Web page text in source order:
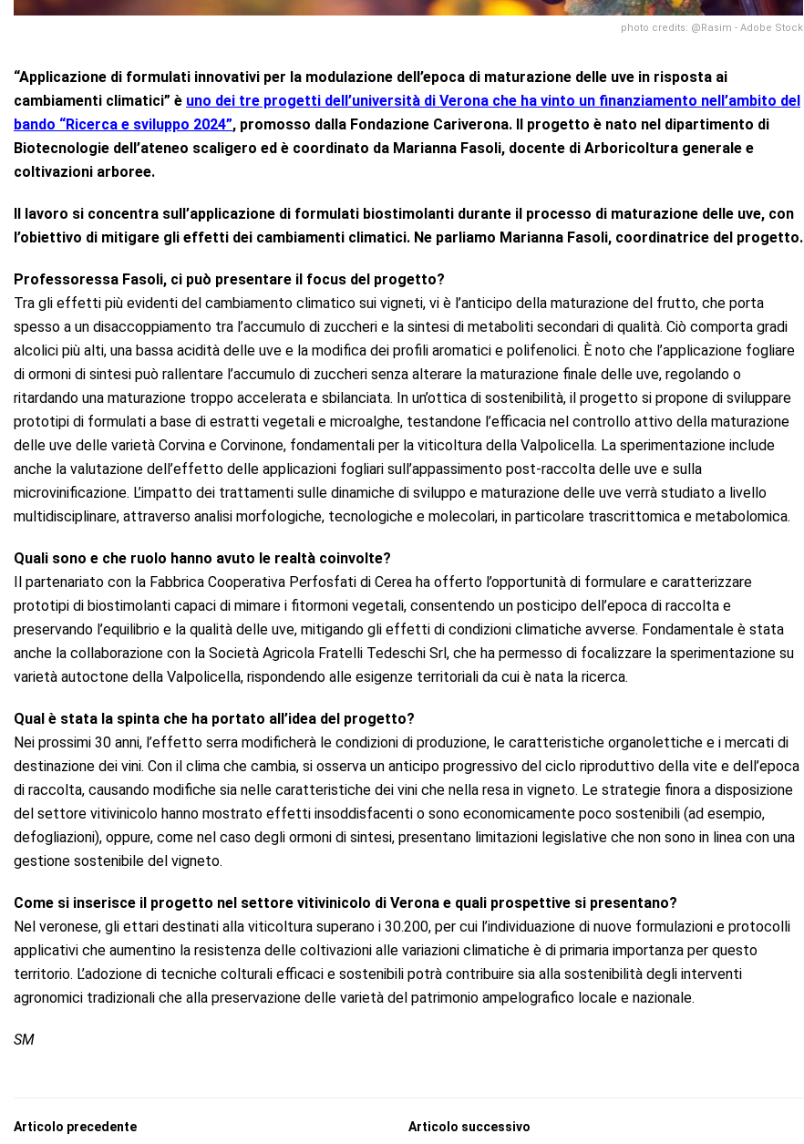
photo credits: @Rasim - Adobe Stock
“Applicazione di formulati innovativi per la modulazione dell’epoca di maturazione delle uve in risposta ai
cambiamenti climatici” è uno dei tre progetti dell’università di Verona che ha vinto un finanziamento nell’ambito del
bando “Ricerca e sviluppo 2024”, promosso dalla Fondazione Cariverona. Il progetto è nato nel dipartimento di
Biotecnologie dell’ateneo scaligero ed è coordinato da Marianna Fasoli, docente di Arboricoltura generale e
coltivazioni arboree.
Il lavoro si concentra sull’applicazione di formulati biostimolanti durante il processo di maturazione delle uve, con
l’obiettivo di mitigare gli effetti dei cambiamenti climatici. Ne parliamo Marianna Fasoli, coordinatrice del progetto.
Professoressa Fasoli, ci può presentare il focus del progetto?
Tra gli effetti più evidenti del cambiamento climatico sui vigneti, vi è l’anticipo della maturazione del frutto, che porta
spesso a un disaccoppiamento tra l’accumulo di zuccheri e la sintesi di metaboliti secondari di qualità. Ciò comporta gradi
alcolici più alti, una bassa acidità delle uve e la modifica dei profili aromatici e polifenolici. È noto che l’applicazione fogliare
di ormoni di sintesi può rallentare l’accumulo di zuccheri senza alterare la maturazione finale delle uve, regolando o
ritardando una maturazione troppo accelerata e sbilanciata. In un’ottica di sostenibilità, il progetto si propone di sviluppare
prototipi di formulati a base di estratti vegetali e microalghe, testandone l’efficacia nel controllo attivo della maturazione
delle uve delle varietà Corvina e Corvinone, fondamentali per la viticoltura della Valpolicella. La sperimentazione include
anche la valutazione dell’effetto delle applicazioni fogliari sull’appassimento post-raccolta delle uve e sulla
microvinificazione. L’impatto dei trattamenti sulle dinamiche di sviluppo e maturazione delle uve verrà studiato a livello
multidisciplinare, attraverso analisi morfologiche, tecnologiche e molecolari, in particolare trascrittomica e metabolomica.
Quali sono e che ruolo hanno avuto le realtà coinvolte?
Il partenariato con la Fabbrica Cooperativa Perfosfati di Cerea ha offerto l’opportunità di formulare e caratterizzare
prototipi di biostimolanti capaci di mimare i fitormoni vegetali, consentendo un posticipo dell’epoca di raccolta e
preservando l’equilibrio e la qualità delle uve, mitigando gli effetti di condizioni climatiche avverse. Fondamentale è stata
anche la collaborazione con la Società Agricola Fratelli Tedeschi Srl, che ha permesso di focalizzare la sperimentazione su
varietà autoctone della Valpolicella, rispondendo alle esigenze territoriali da cui è nata la ricerca.
Qual è stata la spinta che ha portato all’idea del progetto?
Nei prossimi 30 anni, l’effetto serra modificherà le condizioni di produzione, le caratteristiche organolettiche e i mercati di
destinazione dei vini. Con il clima che cambia, si osserva un anticipo progressivo del ciclo riproduttivo della vite e dell’epoca
di raccolta, causando modifiche sia nelle caratteristiche dei vini che nella resa in vigneto. Le strategie finora a disposizione
del settore vitivinicolo hanno mostrato effetti insoddisfacenti o sono economicamente poco sostenibili (ad esempio,
defogliazioni), oppure, come nel caso degli ormoni di sintesi, presentano limitazioni legislative che non sono in linea con una
gestione sostenibile del vigneto.
Come si inserisce il progetto nel settore vitivinicolo di Verona e quali prospettive si presentano?
Nel veronese, gli ettari destinati alla viticoltura superano i 30.200, per cui l’individuazione di nuove formulazioni e protocolli
applicativi che aumentino la resistenza delle coltivazioni alle variazioni climatiche è di primaria importanza per questo
territorio. L’adozione di tecniche colturali efficaci e sostenibili potrà contribuire sia alla sostenibilità degli interventi
agronomici tradizionali che alla preservazione delle varietà del patrimonio ampelografico locale e nazionale.
SM
Articolo precedente Articolo successivo